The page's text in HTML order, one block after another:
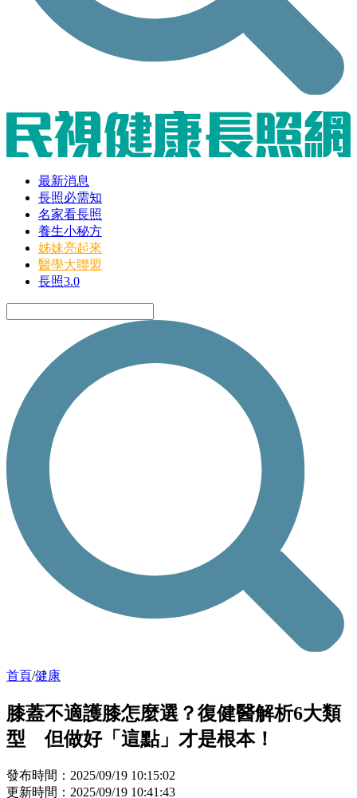
最新消息
長照必需知
名家看長照
養生小秘方
姊妹亮起來
醫學大聯盟
長照3.0
首頁/健康
膝蓋不適護膝怎麼選？復健醫解析6大類
型 但做好「這點」才是根本！
發布時間：2025/09/19 10:15:02
更新時間：2025/09/19 10:41:43